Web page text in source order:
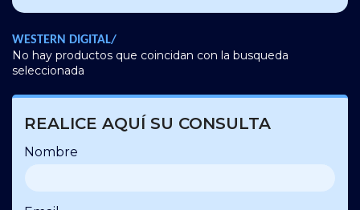
WESTERN DIGITAL/
No hay productos que coincidan con la busqueda
seleccionada
REALICE AQUÍ SU CONSULTA
Nombre